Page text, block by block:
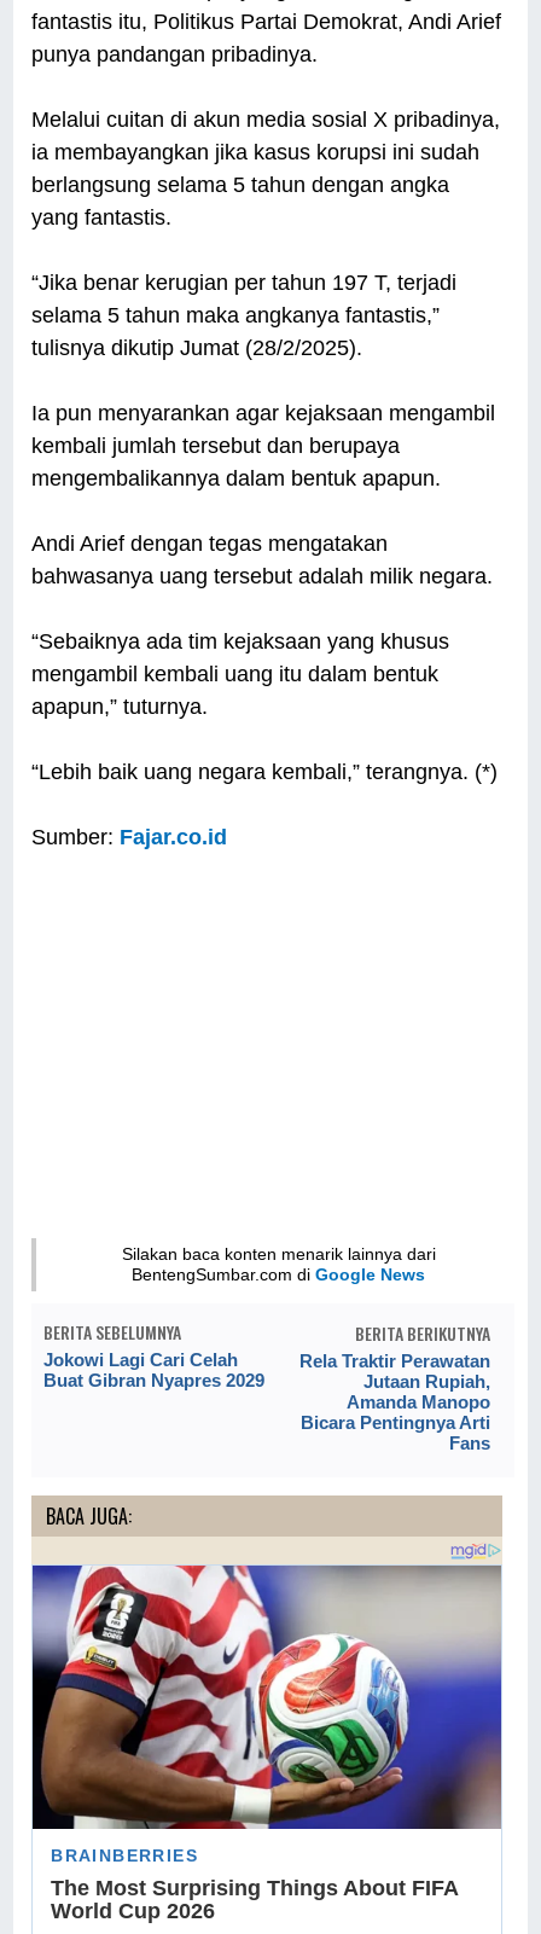
fantastis itu, Politikus Partai Demokrat, Andi Arief
punya pandangan pribadinya.
Melalui cuitan di akun media sosial X pribadinya,
ia membayangkan jika kasus korupsi ini sudah
berlangsung selama 5 tahun dengan angka
yang fantastis.
“Jika benar kerugian per tahun 197 T, terjadi
selama 5 tahun maka angkanya fantastis,”
tulisnya dikutip Jumat (28/2/2025).
Ia pun menyarankan agar kejaksaan mengambil
kembali jumlah tersebut dan berupaya
mengembalikannya dalam bentuk apapun.
Andi Arief dengan tegas mengatakan
bahwasanya uang tersebut adalah milik negara.
“Sebaiknya ada tim kejaksaan yang khusus
mengambil kembali uang itu dalam bentuk
apapun,” tuturnya.
“Lebih baik uang negara kembali,” terangnya. (*)
Sumber: Fajar.co.id
Silakan baca konten menarik lainnya dari
BentengSumbar.com diGoogle News
BERITA SEBELUMNYA
Jokowi Lagi Cari Celah
Buat Gibran Nyapres 2029
BERITA BERIKUTNYA
Rela Traktir Perawatan
Jutaan Rupiah,
Amanda Manopo
Bicara Pentingnya Arti
Fans
BACA JUGA: